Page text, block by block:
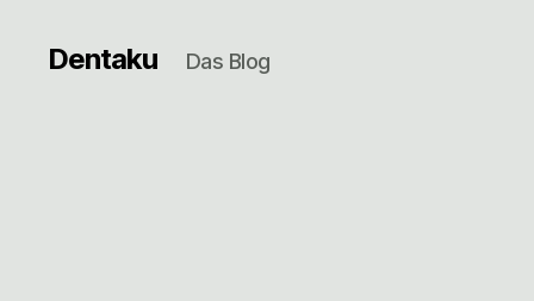
Dentaku Das Blog